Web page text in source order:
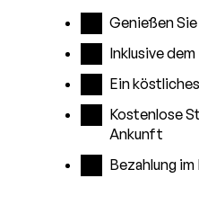
Genießen
Inklusive
Ein
Kostenlose
Ankunft
Bezahlung